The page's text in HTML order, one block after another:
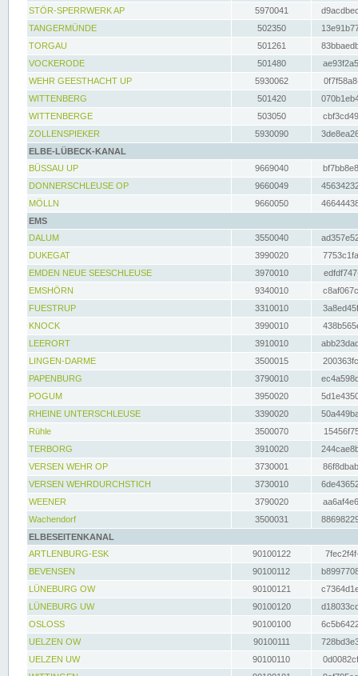
STÖR-SPERRWERK AP 5970041
TANGERMÜNDE
502350
TORGAU
501261
VOCKERODE
501480
WEHR GEESTHACHT UP
5930062
WITTENBERG
501420
WITTENBERGE
503050
ZOLLENSPIEKER
5930090
ELBE-LÜBECK-KANAL
BÜSSAU UP
9669040
DONNERSCHLEUSE OP
9660049
MÖLLN
9660050
EMS
DALUM
3550040
DUKEGAT
3990020
EMDEN NEUE SEESCHLEUSE
3970010
EMSHÖRN
9340010
FUESTRUP
3310010
KNOCK
3990010
LEERORT
3910010
LINGEN-DARME
3500015
PAPENBURG
3790010
POGUM
3950020
RHEINE UNTERSCHLEUSE
3390020
Rühle
3500070
TERBORG
3910020
VERSEN WEHR OP
3730001
VERSEN WEHRDURCHSTICH
3730010
WEENER
3790020
Wachendorf
3500031
ELBESEITENKANAL
ARTLENBURG-ESK
90100122
BEVENSEN
90100112
LÜNEBURG OW
90100121
LÜNEBURG UW
90100120
OSLOSS
90100100
UELZEN OW
90100111
UELZEN UW
90100110